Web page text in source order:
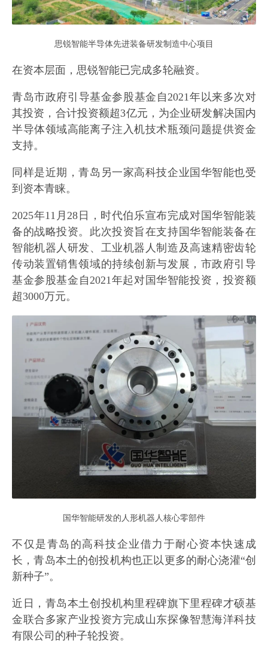
思锐智能半导体先进装备研发制造中心项目
在资本层面，思锐智能已完成多轮融资。
青岛市政府引导基金参股基金自2021年以来多次对
其投资，合计投资额超3亿元，为企业研发解决国内
半导体领域高能离子注入机技术瓶颈问题提供资金
支持。
同样是近期，青岛另一家高科技企业国华智能也受
到资本青睐。
2025年11月28日，时代伯乐宣布完成对国华智能装
备的战略投资。此次投资旨在支持国华智能装备在
智能机器人研发、工业机器人制造及高速精密齿轮
传动装置销售领域的持续创新与发展，市政府引导
基金参股基金自2021年起对国华智能投资，投资额
超3000万元。
国华智能研发的人形机器人核心零部件
不仅是青岛的高科技企业借力于耐心资本快速成
长，青岛本土的创投机构也正以更多的耐心浇灌“创
新种子”。
近日，青岛本土创投机构里程碑旗下里程碑才硕基
金联合多家产业投资方完成山东探像智慧海洋科技
有限公司的种子轮投资。